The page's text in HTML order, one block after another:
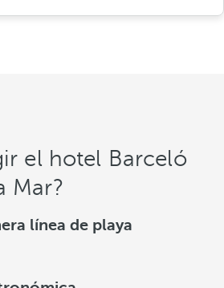
el hotel Barceló
Mar?
línea de playa